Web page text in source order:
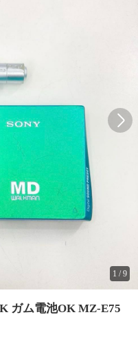
1 /9
ガム電池OK MZ-E75